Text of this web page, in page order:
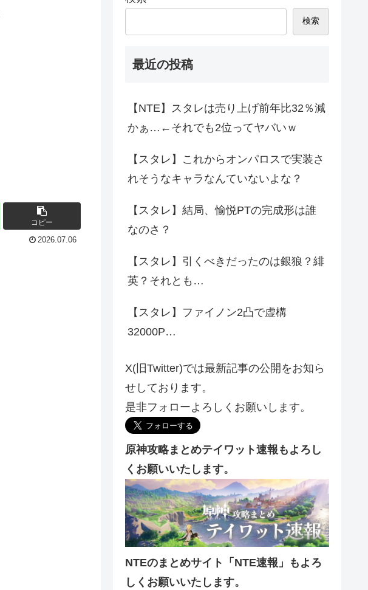
コピー
2026.07.06
検索
最近の投稿
【NTE】スタレは売り上げ前年比32％減
かぁ…←それでも2位ってヤバいｗ
【スタレ】これからオンパロスで実装さ
れそうなキャラなんていないよな？
【スタレ】結局、愉悦PTの完成形は誰
なのさ？
【スタレ】引くべきだったのは銀狼？緋
英？それとも…
【スタレ】ファイノン2凸で虚構
32000P…
X(旧Twitter)では最新記事の公開をお知ら
せしております。
是非フォローよろしくお願いします。
原神攻略まとめテイワット速報もよろし
くお願いいたします。
NTEのまとめサイト「NTE速報」もよろ
しくお願いいたします。